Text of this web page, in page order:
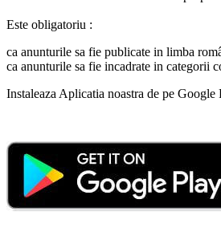
Este obligatoriu :
ca anunturile sa fie publicate in limba
ca anunturile sa fie incadrate in categorii
Instaleaza Aplicatia noastra de pe Google